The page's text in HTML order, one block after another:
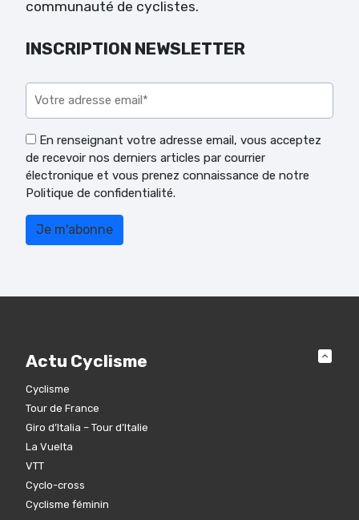
communauté de cyclistes.
INSCRIPTION NEWSLETTER
En renseignant votre adresse email, vous acceptez
de recevoir nos derniers articles par courrier
électronique et vous prenez connaissance de notre
Politique de confidentialité.
Actu Cyclisme
Cyclisme
Tour de France
Giro d’Italia – Tour d’Italie
La Vuelta
VTT
Cyclo-cross
Cyclisme féminin